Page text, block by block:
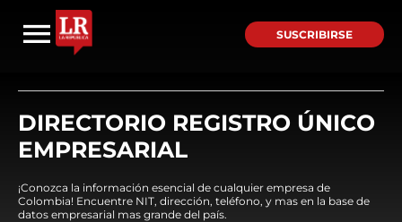
SUSCRIBIRSE
DIRECTORIO REGISTRO ÚNICO
EMPRESARIAL
¡Conozca la información esencial de cualquier empresa de
Colombia! Encuentre NIT, dirección, teléfono, y mas en la base de
datos empresarial mas grande del país.